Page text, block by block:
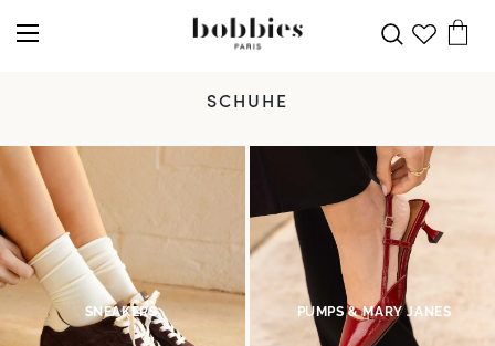
SCHUHE
SNEAKERS PUMPS & MARY JANES